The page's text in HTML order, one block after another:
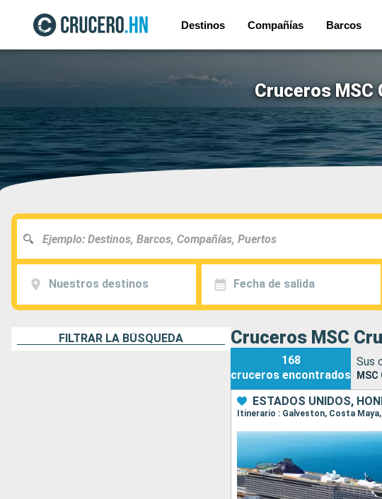
Destinos Compañías Barcos
Cruceros MSC
Nuestros destinos Fecha de salida
FILTRAR LA BÚSQUEDA Cruceros MSC
168
cruceros encontrados
Sus
ESTADOS UNIDOS,
Itinerario : Galveston, Costa